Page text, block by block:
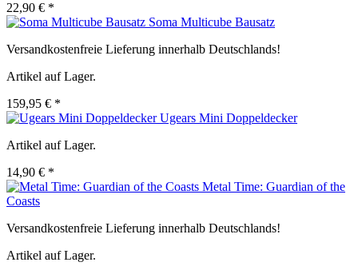
22,90 € *
Soma Multicube Bausatz
Versandkostenfreie Lieferung innerhalb Deutschlands!
Artikel auf Lager.
159,95 € *
Ugears Mini Doppeldecker
Artikel auf Lager.
14,90 € *
Metal Time: Guardian of the
Coasts
Versandkostenfreie Lieferung innerhalb Deutschlands!
Artikel auf Lager.